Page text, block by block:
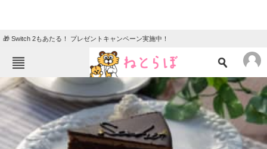
🎁 Switch 2もあたる！ プレゼントキャンペーン実施中！
ねとらぼメニュー
TOP ニュース
エンタメ
グルメ 地域